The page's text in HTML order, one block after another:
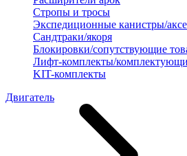
Стропы и тросы
Экспедиционные канистры/
Сандтраки/якоря
Блокировки/сопутствующие
Лифт-комплекты/
KIT-комплекты
Двигатель